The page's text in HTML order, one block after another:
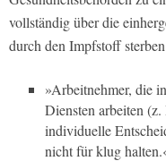
vollständig über die
durch den Impfstoff
»Arbeitnehmer, die
Diensten arbeiten
individuelle
nicht für klug